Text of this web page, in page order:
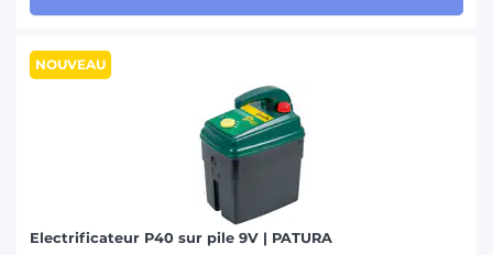
NOUVEAU
Electrificateur P40 sur pile 9V | PATURA